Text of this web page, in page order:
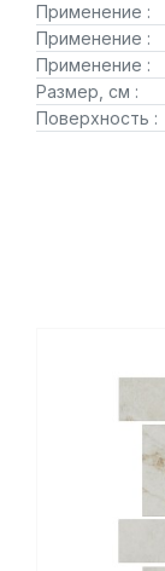
Применение :
Применение :
Применение :
Размер, см :
Поверхность :